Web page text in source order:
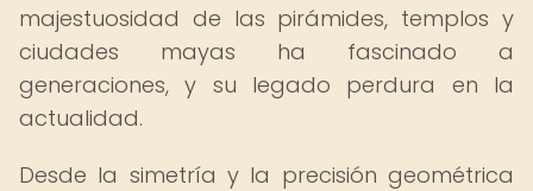
majestuosidad de las pirámides, templos y
ciudades mayas ha fascinado a
generaciones, y su legado perdura en la
actualidad.
Desde la simetría y la precisión geométrica